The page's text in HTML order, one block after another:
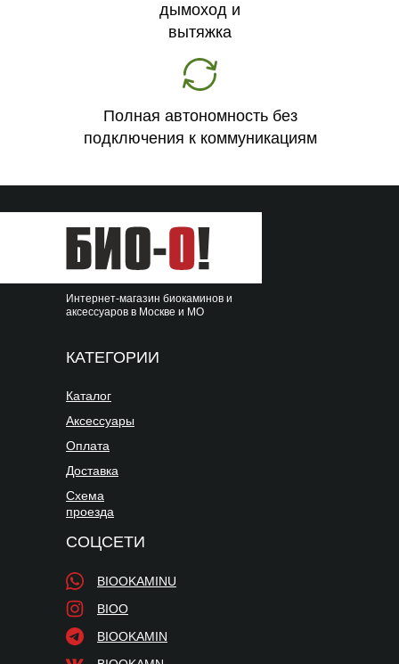
дымоход и
вытяжка
Полная автономность без
подключения к коммуникациям
КАТЕГОРИИ
Аксессуары
Каталог
Оплата
Доставка
Схема
проезда
СОЦСЕТИ
BIOO
BIOOKAMINU
Интернет-магазин биокаминов и
аксессуаров в Москве и МО
BIOOKAMIN